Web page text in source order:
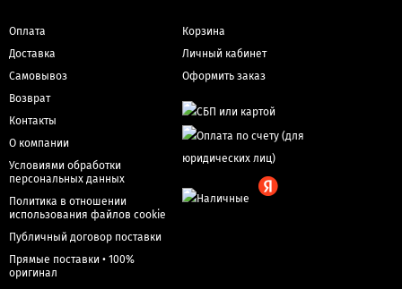
Оплата
Доставка
Самовывоз
Возврат
Контакты
О компании
Условиями обработки
персональных данных
Политика в отношении
использования файлов cookie
Публичный договор поставки
Прямые поставки • 100%
оригинал
Корзина
Личный кабинет
Оформить заказ